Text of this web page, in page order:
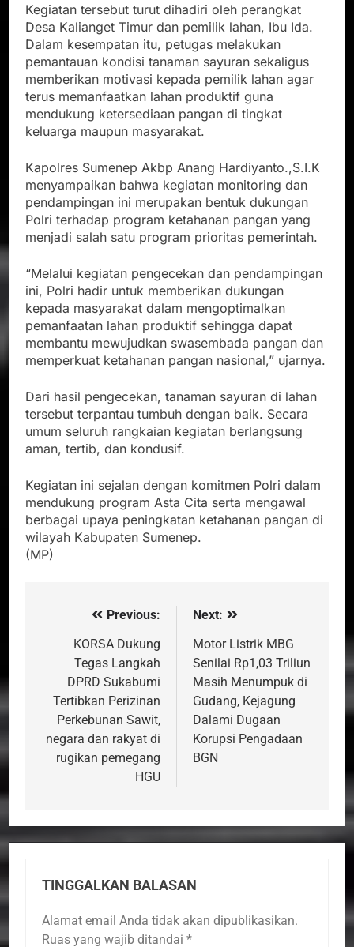
Kegiatan tersebut turut dihadiri oleh perangkat
Desa Kalianget Timur dan pemilik lahan, Ibu Ida.
Dalam kesempatan itu, petugas melakukan
pemantauan kondisi tanaman sayuran sekaligus
memberikan motivasi kepada pemilik lahan agar
terus memanfaatkan lahan produktif guna
mendukung ketersediaan pangan di tingkat
keluarga maupun masyarakat.
Kapolres Sumenep Akbp Anang Hardiyanto.,S.I.K
menyampaikan bahwa kegiatan monitoring dan
pendampingan ini merupakan bentuk dukungan
Polri terhadap program ketahanan pangan yang
menjadi salah satu program prioritas pemerintah.
“Melalui kegiatan pengecekan dan pendampingan
ini, Polri hadir untuk memberikan dukungan
kepada masyarakat dalam mengoptimalkan
pemanfaatan lahan produktif sehingga dapat
membantu mewujudkan swasembada pangan dan
memperkuat ketahanan pangan nasional,” ujarnya.
Dari hasil pengecekan, tanaman sayuran di lahan
tersebut terpantau tumbuh dengan baik. Secara
umum seluruh rangkaian kegiatan berlangsung
aman, tertib, dan kondusif.
Kegiatan ini sejalan dengan komitmen Polri dalam
mendukung program Asta Cita serta mengawal
berbagai upaya peningkatan ketahanan pangan di
wilayah Kabupaten Sumenep.
(MP)
NavigasiPrevious:
KORSA Dukung
Tegas Langkah
DPRD Sukabumi
Tertibkan Perizinan
Perkebunan Sawit,
negara dan rakyat di
rugikan pemegang
HGU
Next:
Motor Listrik MBG
Senilai Rp1,03 Triliun
Masih Menumpuk di
Gudang, Kejagung
Dalami Dugaan
Korupsi Pengadaan
BGN
TINGGALKAN BALASAN
Alamat email Anda tidak akan dipublikasikan.
Ruas yang wajib ditandai *